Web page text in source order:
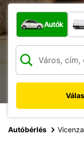
Milyen típusú
Autók
Autóbérlés